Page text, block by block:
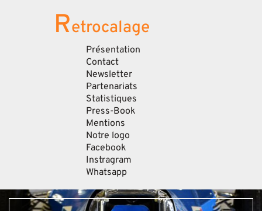
Retrocalage
Présentation
Contact
Newsletter
Partenariats
Statistiques
Press-Book
Mentions
Notre logo
Facebook
Instragram
Whatsapp